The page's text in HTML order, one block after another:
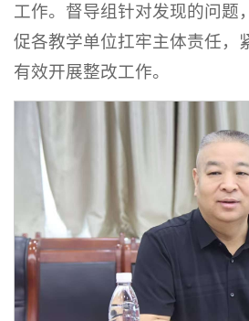
工作。督导组针对发现的问题
促各教学单位扛牢主体责任，
有效开展整改工作。